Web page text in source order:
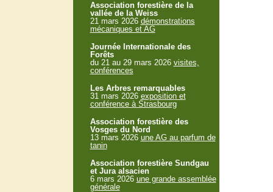
Association forestière de la
vallée de la Weiss
21 mars 2026 démonstrations
mécaniques et AG
Journée Internationale des
Forêts
du 21 au 29 mars 2026 visites,
conférences
Les Arbres remarquables
31 mars 2026 exposition et
conférence à Strasbourg
Association forestière des
Vosges du Nord
13 mars 2026 une AG au parfum de
tanin
Association forestière Sundgau
et Jura alsacien
6 mars 2026 une grande assemblée
générale